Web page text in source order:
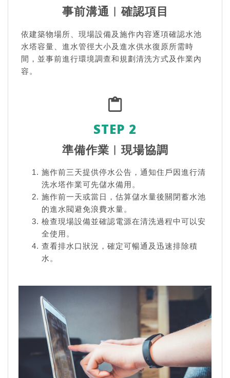
事前溝通︱確認項目
依建築物場所、現場設備及施作內容逐項確認水池
水塔容量、進水管徑大小及進水供水復原所需時
間，並事前進行環境調查和規劃清洗方式及作業內
容。
STEP 2
準備作業︱現場協調
施作前三天提供停水公告，通知住戶因進行清
洗水塔作業可先儲水備用。
施作前一天或當日，估算儲水量後關閉蓄水池
的進水閥避免浪費水量。
檢查現場設備並確認電源在清洗過程中可以安
全使用。
查看排水口狀況，確定可暢通及迅速排除積
水。